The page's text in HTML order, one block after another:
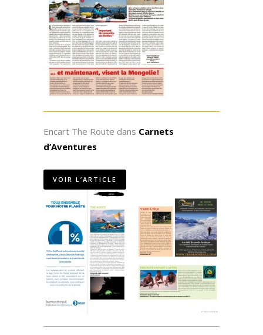
Encart The Route dans Carnets
d’Aventures
VOIR L’ARTICLE